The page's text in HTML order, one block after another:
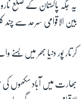
یہ جگہ پاکستان کے ضلع
بین الاقوامی سرحد سے چند
کرتار پور دنیا بھر میں
بھارت میں آباد سکھوں